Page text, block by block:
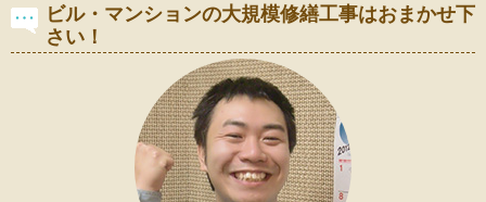
ビル・マンションの大規模修繕工事はおまかせ下
さい！